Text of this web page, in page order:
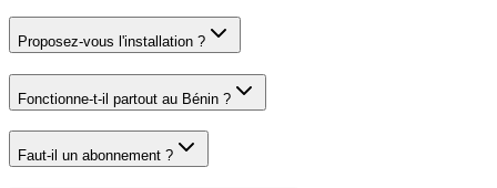
Proposez-vous l'installation ?
Fonctionne-t-il partout au Bénin ?
Faut-il un abonnement ?